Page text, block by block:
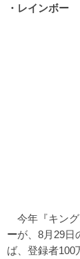
・レインボー
今年『キング
ーが、8月29日
ば、登録者100